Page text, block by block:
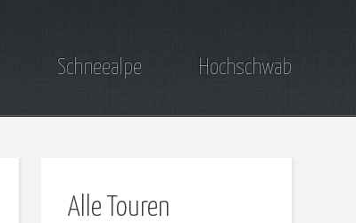
Schneealpe Hochschwab
Alle Touren